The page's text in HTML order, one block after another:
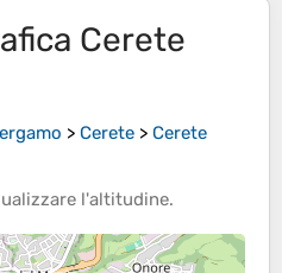
Cerete
> Cerete > Cerete
l'altitudine.